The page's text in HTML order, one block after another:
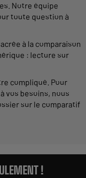
Notre équipe
toute question à
à la comparaison
: lecture sur
compliqué. Pour
vos besoins, nous
sur le comparatif
!